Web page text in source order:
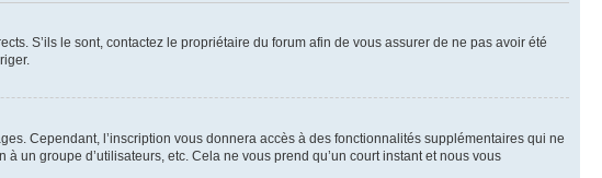
S’ils le sont, contactez le propriétaire du forum afin de vous assurer de ne pas avoir été
Cependant, l’inscription vous donnera accès à des fonctionnalités supplémentaires qui ne
un groupe d’utilisateurs, etc. Cela ne vous prend qu’un court instant et nous vous